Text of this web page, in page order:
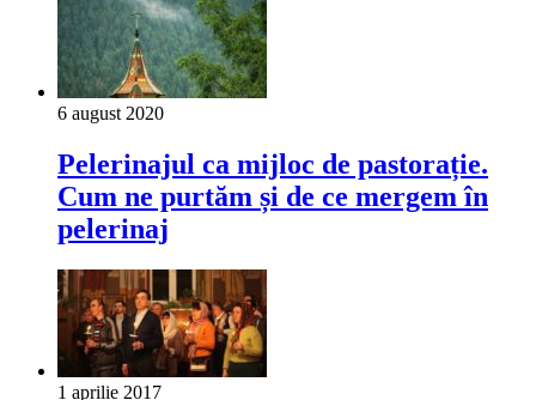
6 august 2020
Pelerinajul ca mijloc de pastorație.
Cum ne purtăm și de ce mergem în
pelerinaj
1 aprilie 2017